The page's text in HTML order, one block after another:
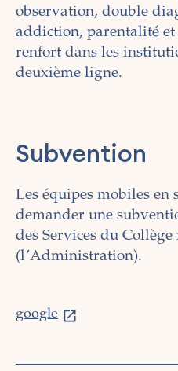
observation, double
addiction, parentalité et
renfort dans les
deuxième ligne.
Subvention
Les équipes mobiles en
demander une
des Services du Collège
(l’Administration).
google